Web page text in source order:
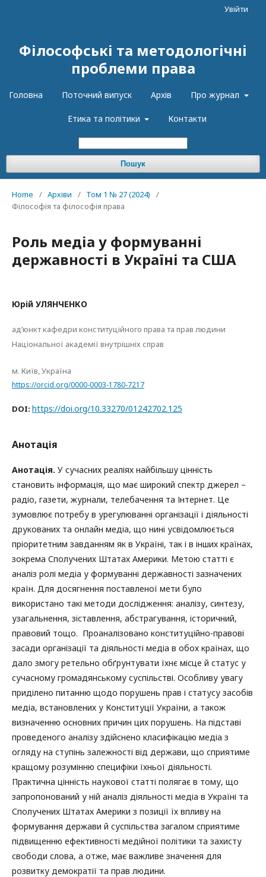
Філософські та методологічні
проблеми права
Головна Поточний випуск Архів Про журнал
Етика та політики Контакти
Пошук
Увійти
Home / Архіви / Том 1 № 27 (2024)
/
Філософія та філософія права
Роль медіа у формуванні
державності в Україні та США
Юрій УЛЯНЧЕНКО
ад’юнкт кафедри конституційного права та прав людини
Національної академії внутрішніх справ
м. Київ, Україна
https://orcid.org/0000-0003-1780-7217
DOI: https://doi.org/10.33270/01242702.125
Анотація
Анотація. У сучасних реаліях найбільшу цінність
становить інформація, що має широкий спектр джерел –
радіо, газети, журнали, телебачення та Інтернет. Це
зумовлює потребу в урегулюванні організації і діяльності
друкованих та онлайн медіа, що нині усвідомлюється
пріоритетним завданням як в Україні, так і в інших країнах,
зокрема Сполучених Штатах Америки. Метою статті є
аналіз ролі медіа у формуванні державності зазначених
країн. Для досягнення поставленої мети було
використано такі методи дослідження: аналізу, синтезу,
узагальнення, зіставлення, абстрагування, історичний,
правовий тощо. Проаналізовано конституційно-правові
засади організації та діяльності медіа в обох країнах, що
дало змогу ретельно обґрунтувати їхнє місце й статус у
сучасному громадянському суспільстві. Особливу увагу
приділено питанню щодо порушень прав і статусу засобів
медіа, встановлених у Конституції України, а також
визначенню основних причин цих порушень. На підставі
проведеного аналізу здійснено класифікацію медіа з
огляду на ступінь залежності від держави, що сприятиме
кращому розумінню специфіки їхньої діяльності.
Практична цінність наукової статті полягає в тому, що
запропонований у ній аналіз діяльності медіа в Україні та
Сполучених Штатах Америки з позиції їх впливу на
формування держави й суспільства загалом сприятиме
підвищенню ефективності медійної політики та захисту
свободи слова, а отже, має важливе значення для
розвитку демократії та прав людини.